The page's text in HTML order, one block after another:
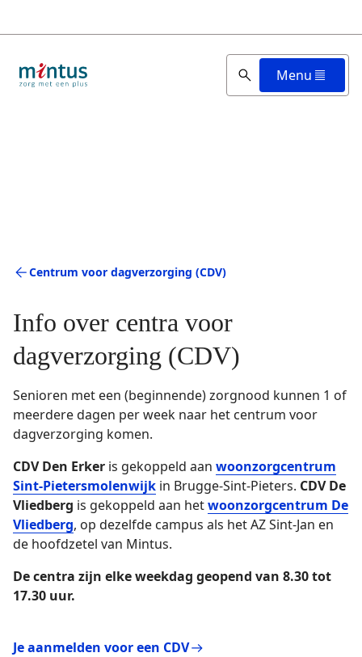
en
inhoud
Menu
Centrum voor dagverzorging (CDV)
Info over centra voor
dagverzorging (CDV)
Senioren met een (beginnende) zorgnood kunnen 1 of
meerdere dagen per week naar het centrum voor
dagverzorging komen.
CDV Den Erker is gekoppeld aan woonzorgcentrum
Sint-Pietersmolenwijk in Brugge-Sint-Pieters. CDV De
Vliedberg is gekoppeld aan hetwoonzorgcentrum De
Vliedberg, op dezelfde campus als het AZ Sint-Jan en
de hoofdzetel van Mintus.
De centra zijn elke weekdag geopend van 8.30 tot
17.30 uur.
Je aanmelden voor een CDV